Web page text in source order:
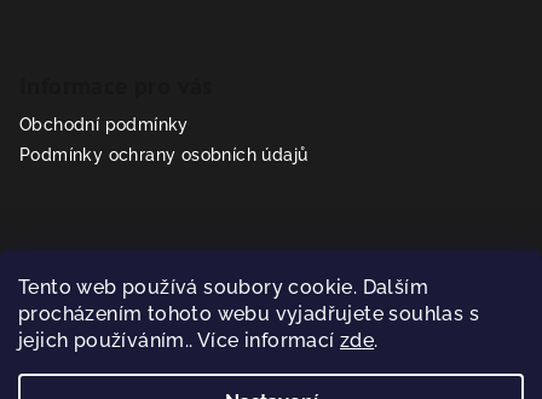
Tento web používá soubory cookie. Dalším
procházením tohoto webu vyjadřujete souhlas s
jejich používáním.. Více informací zde.
Obchodní podmínky
Podmínky ochrany osobních údajů
prodej @
sealparts.cz
+420 602 318 293